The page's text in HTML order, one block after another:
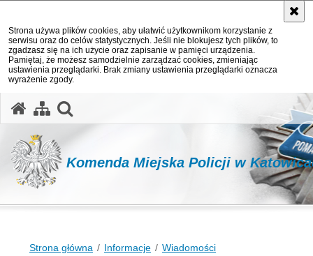
Strona używa plików cookies, aby ułatwić użytkownikom korzystanie z
serwisu oraz do celów statystycznych. Jeśli nie blokujesz tych plików, to
zgadzasz się na ich użycie oraz zapisanie w pamięci urządzenia.
Pamiętaj, że możesz samodzielnie zarządzać cookies, zmieniając
ustawienia przeglądarki. Brak zmiany ustawienia przeglądarki oznacza
wyrażenie zgody.
Komenda Miejska Policji w
Strona główna Informacje Wiadomości